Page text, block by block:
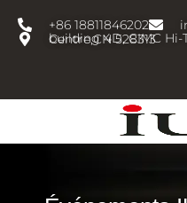
+86 18811846202
building 4D, CIMC Hi-Tech Intelligent Manufacturing Centre,CN 528313